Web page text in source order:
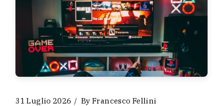
31 Luglio 2026 By Francesco Fellini